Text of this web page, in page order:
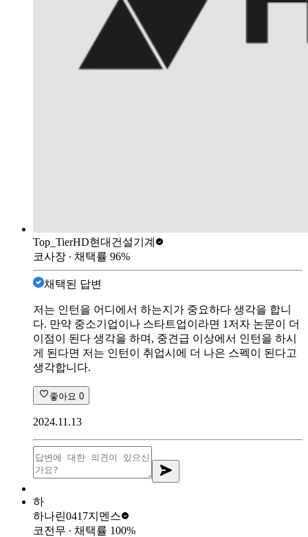
Top_TierHD현대건설기계
코사장 ∙ 채택률 96%
채택된 답변
저는 인턴을 어디에서 하는지가 중요하다 생각을 합니
다. 만약 중소기업이나 스타트업이라면 1저자 논문이 더
이점이 된다 생각을 하며, 중견급 이상에서 인턴을 하시
게 된다면 저는 인턴이 취업시에 더 나은 스펙이 된다고
생각합니다.
좋아요 0
2024.11.13
하
하나린0417지멘스
코전무 ∙ 채택률 100%